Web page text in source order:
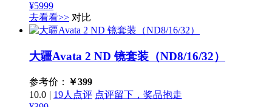
¥5999
去看看>> 对比
大疆Avata 2 ND 镜套装（ND8/16/32）
参考价： ￥399
10.0 | 19人点评 点评留下，奖品抱走